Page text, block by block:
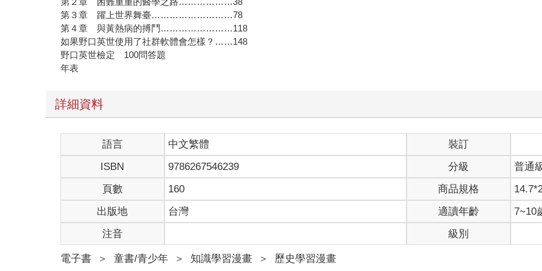
第３章 躍上世界舞臺………………………78
第４章 與黃熱病的搏鬥……………………118
如果野口英世使用了社群軟體會怎樣？……148
野口英世檢定 100問答題
年表
詳細資料
語言 中文繁體
裝訂
ISBN
9786267546239 分級
普通
頁數
160 商品規格
出版地
台灣 適讀年齡
7~10
注音
級別
電子書 ＞ 童書/青少年 ＞ 知識學習漫畫 ＞ 歷史學習漫畫